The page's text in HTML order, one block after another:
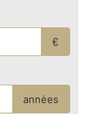
€
années